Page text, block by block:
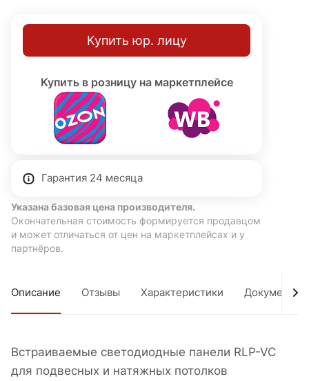
Купить юр. лицу
Купить в розницу на маркетплейсе
Гарантия 24 месяца
Указана базовая цена производителя.
Окончательная стоимость формируется продавцом
и может отличаться от цен на маркетплейсах и у
партнёров.
Описание Отзывы Характеристики Документы
Встраиваемые светодиодные панели RLP-VC
для подвесных и натяжных потолков